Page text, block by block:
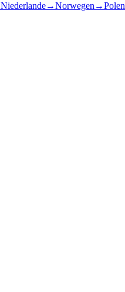
Niederlande→Norwegen →Polen